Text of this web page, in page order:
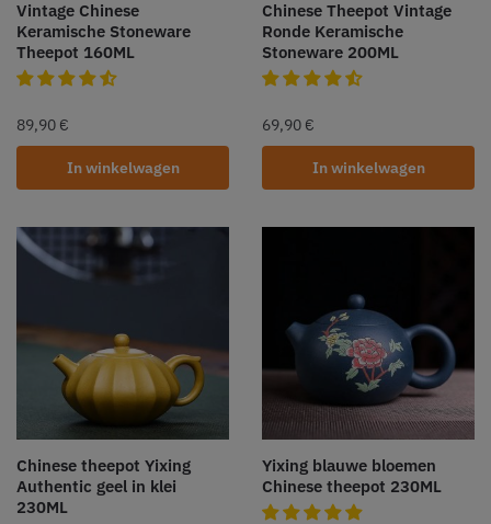
Vintage Chinese
Keramische Stoneware
Theepot 160ML
89,90 €
In winkelwagen
Chinese Theepot Vintage
Ronde Keramische
Stoneware 200ML
69,90 €
In winkelwagen
Chinese theepot Yixing
Authentic geel in klei
230ML
Yixing blauwe bloemen
Chinese theepot 230ML